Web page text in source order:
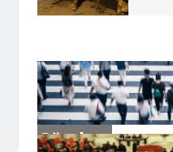
Gündem